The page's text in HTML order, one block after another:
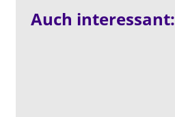
Auch interessant: